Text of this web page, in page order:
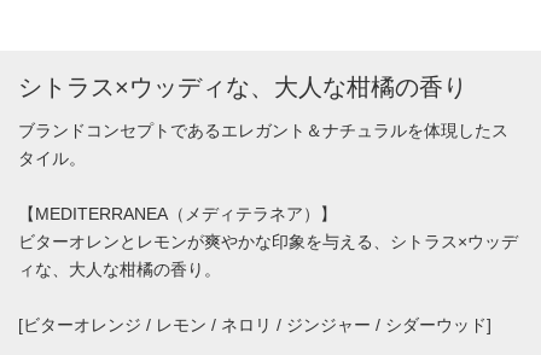
シトラス×ウッディな、大人な柑橘の香り
ブランドコンセプトであるエレガント＆ナチュラルを体現したス
タイル。
【MEDITERRANEA（メディテラネア）】
ビターオレンとレモンが爽やかな印象を与える、シトラス×ウッデ
ィな、大人な柑橘の香り。
[ビターオレンジ / レモン / ネロリ / ジンジャー / シダーウッド]